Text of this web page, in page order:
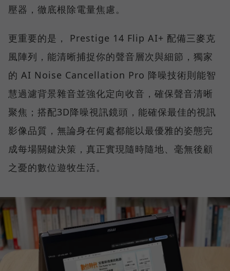
壓器，徹底根除電量焦慮。
更重要的是， Prestige 14 Flip AI+ 配備三麥克
風陣列，能清晰捕捉你的聲音層次與細節，獨家
的 AI Noise Cancellation Pro 降噪技術則能智
慧過濾背景雜音並強化定向收音，確保聲音清晰
聚焦；搭配3D降噪視訊鏡頭，能確保最佳的視訊
影像品質，無論身在何處都能以最優雅的姿態完
成每場關鍵決策，真正實現隨時隨地、毫無後顧
之憂的數位遊牧生活。